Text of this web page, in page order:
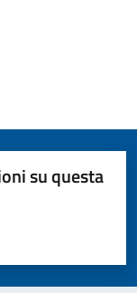
su questa